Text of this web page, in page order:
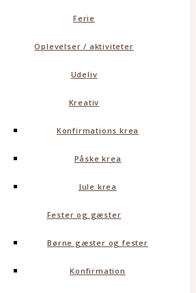
Ferie
Oplevelser / aktiviteter
Udeliv
Kreativ
Konfirmations krea
Påske krea
Jule krea
Fester og gæster
Børne gæster og fester
Konfirmation